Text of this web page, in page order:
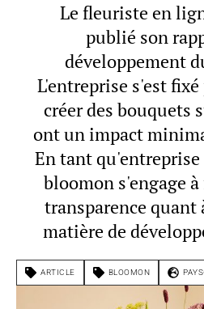
Le fleuriste en
publié son
développement
L'entreprise s'est
créer des bouquets
ont un impact
En tant qu'entreprise
bloomon s'engage
transparence quant
matière de
ARTICLE BLOOMON